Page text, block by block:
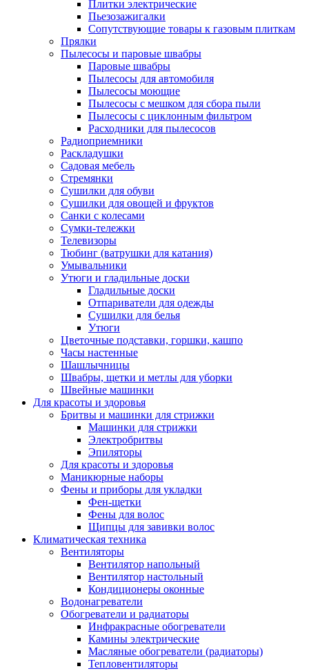
Плитки электрические
Пьезозажигалки
Сопутствующие товары к газовым плиткам
Прялки
Пылесосы и паровые швабры
Паровые швабры
Пылесосы для автомобиля
Пылесосы моющие
Пылесосы с мешком для сбора пыли
Пылесосы с циклонным фильтром
Расходники для пылесосов
Радиоприемники
Раскладушки
Садовая мебель
Стремянки
Сушилки для обуви
Сушилки для овощей и фруктов
Санки с колесами
Сумки-тележки
Телевизоры
Тюбинг (ватрушки для катания)
Умывальники
Утюги и гладильные доски
Гладильные доски
Отпариватели для одежды
Сушилки для белья
Утюги
Цветочные подставки, горшки, кашпо
Часы настенные
Шашлычницы
Швабры, щетки и метлы для уборки
Швейные машинки
Для красоты и здоровья
Бритвы и машинки для стрижки
Машинки для стрижки
Электробритвы
Эпиляторы
Для красоты и здоровья
Маникюрные наборы
Фены и приборы для укладки
Фен-щетки
Фены для волос
Щипцы для завивки волос
Климатическая техника
Вентиляторы
Вентилятор напольный
Вентилятор настольный
Кондиционеры оконные
Водонагреватели
Обогреватели и радиаторы
Инфракрасные обогреватели
Камины электрические
Масляные обогреватели (радиаторы)
Тепловентиляторы